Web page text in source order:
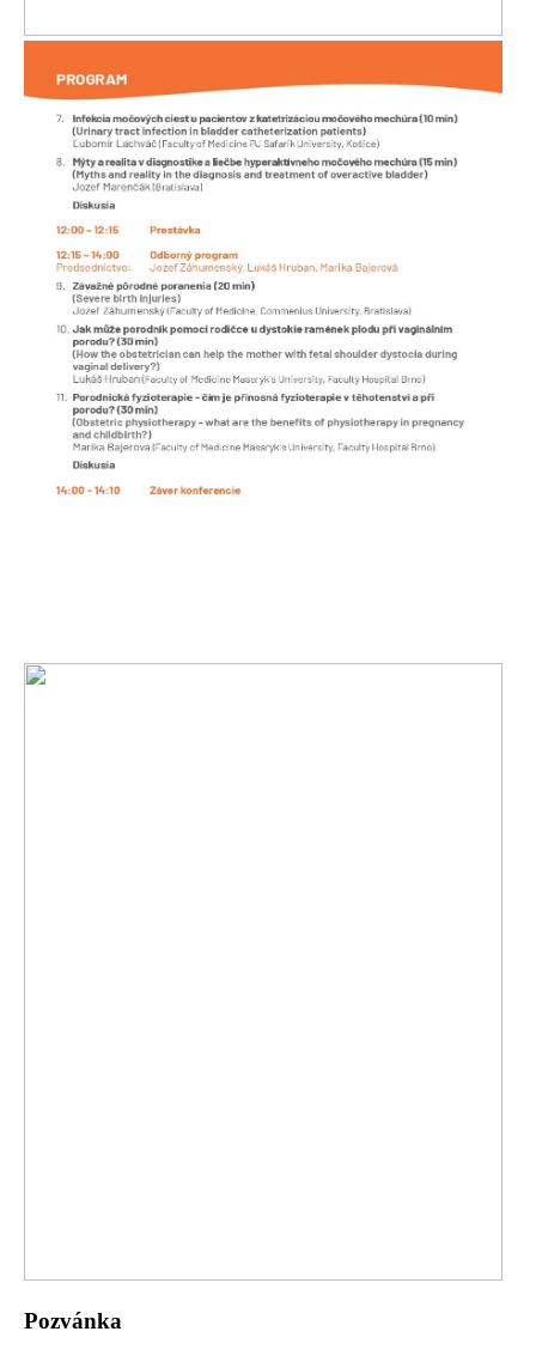
Pozvánka